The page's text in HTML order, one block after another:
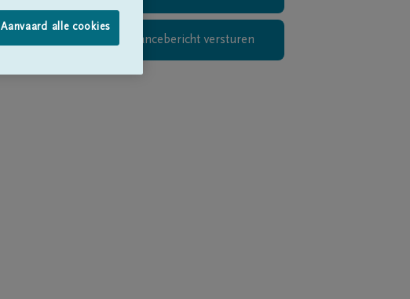
Privé condoléancebericht versturen
Aanvaard alle cookies